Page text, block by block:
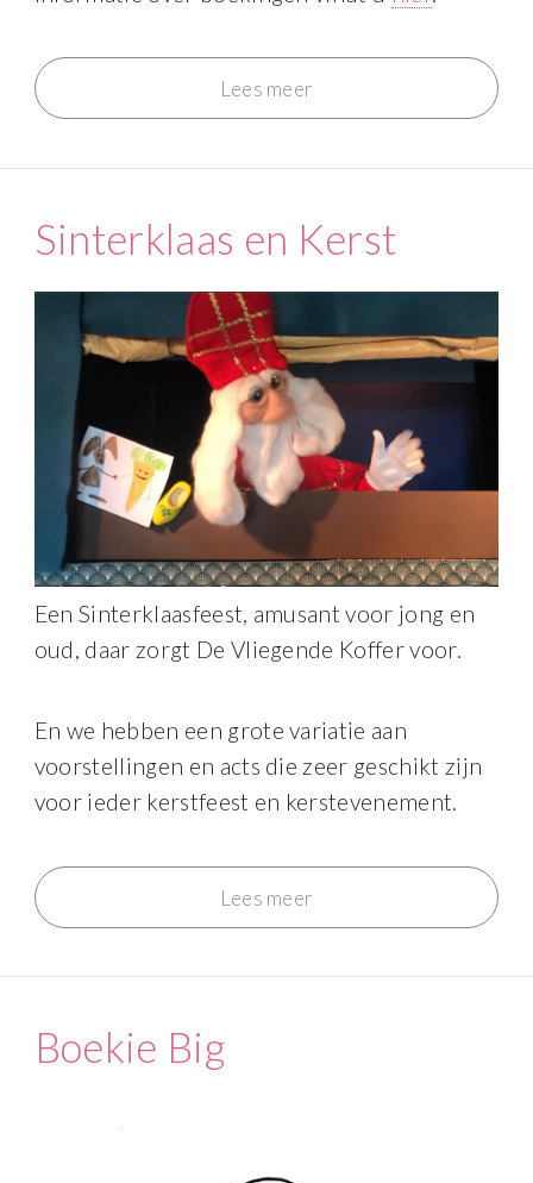
Lees meer
Sinterklaas en Kerst
Een Sinterklaasfeest, amusant voor jong en
oud, daar zorgt De Vliegende Koffer voor.
En we hebben een grote variatie aan
voorstellingen en acts die zeer geschikt zijn
voor ieder kerstfeest en kerstevenement.
Lees meer
Boekie Big